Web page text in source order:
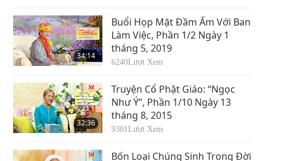
34:14
Buổi Họp Mặt Đầm Ấm Với Ban
Làm Việc, Phần 1/2 Ngày 1
tháng 5, 2019
6240Lượt Xem
32:36
Truyện Cổ Phật Giáo: “Ngọc
Như Ý”, Phần 1/10 Ngày 13
tháng 8, 2015
9301Lượt Xem
Bốn Loại Chúng Sinh Trong Đời